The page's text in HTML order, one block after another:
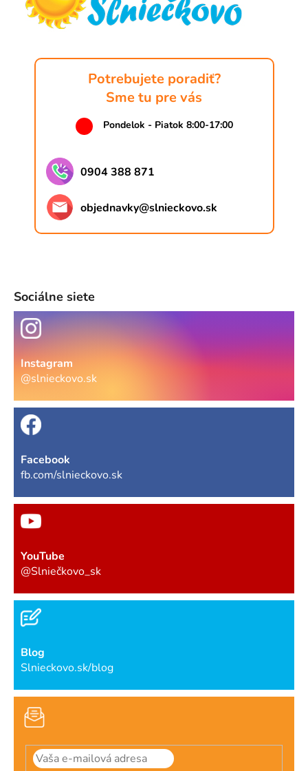
Potrebujete poradiť?
Sme tu pre vás
Pondelok - Piatok 8:00-17:00
0904 388 871
objednavky@slnieckovo.sk
Sociálne siete
Instagram
@slnieckovo.sk
Facebook
fb.com/slnieckovo.sk
YouTube
@Slniečkovo_sk
Blog
Slnieckovo.sk/blog